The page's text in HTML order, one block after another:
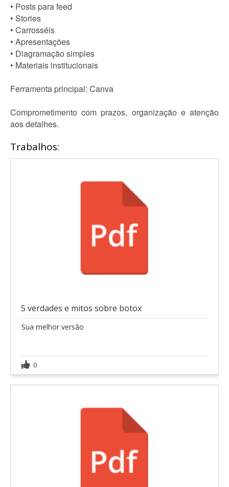
• Posts para feed
• Stories
• Carrosséis
• Apresentações
• Diagramação simples
• Materiais institucionais
Ferramenta principal: Canva
Comprometimento com prazos, organização e atenção
aos detalhes.
Trabalhos:
5 verdades e mitos sobre botox
Sua melhor versão
0